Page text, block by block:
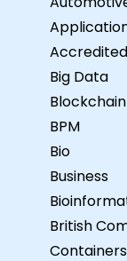
Big Data
Blockchain
BPM
Bio
Business
British